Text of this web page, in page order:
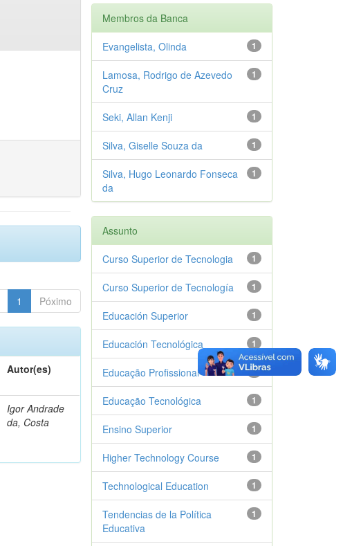
1 Póximo
Autor(es)
Igor Andrade
da, Costa
Membros da Banca
1
Evangelista, Olinda
1
Lamosa, Rodrigo de Azevedo
Cruz
1
Seki, Allan Kenji
1
Silva, Giselle Souza da
1
Silva, Hugo Leonardo Fonseca
da
Assunto
1
Curso Superior de Tecnologia
1
Curso Superior de Tecnología
1
Educación Superior
1
Educación Tecnológica
1
Educação Profissional
1
Educação Tecnológica
1
Ensino Superior
1
Higher Technology Course
1
Technological Education
1
Tendencias de la Política
Educativa